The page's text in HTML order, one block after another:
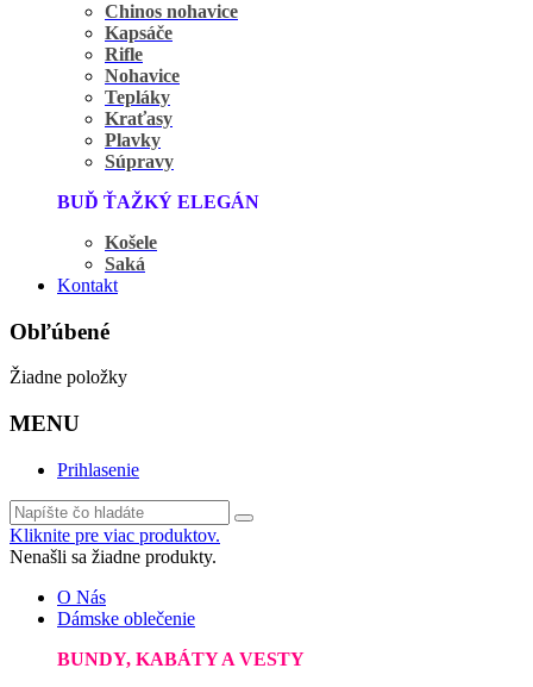
Chinos nohavice
Kapsáče
Rifle
Nohavice
Tepláky
Kraťasy
Plavky
Súpravy
BUĎ ŤAŽKÝ ELEGÁN
Košele
Saká
Kontakt
Obľúbené
Žiadne položky
MENU
Prihlasenie
Kliknite pre viac produktov.
Nenašli sa žiadne produkty.
O Nás
Dámske oblečenie
BUNDY, KABÁTY A VESTY